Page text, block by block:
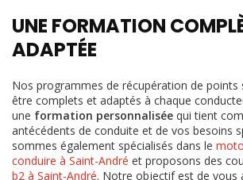
UNE FORMATION
ADAPTÉE
Nos programmes de récupération de
être complets et adaptés à chaque
une formation personnalisée qui tient
antécédents de conduite et de vos besoins
sommes également spécialisés dans le
conduire à Saint-André et proposons des
b2 à Saint-André. Notre objectif est de vous